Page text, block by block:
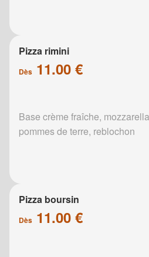
Pizza rimini
Dès 11.00 €
Base crème fraîche,
pommes de terre, reblochon
Pizza boursin
Dès 11.00 €